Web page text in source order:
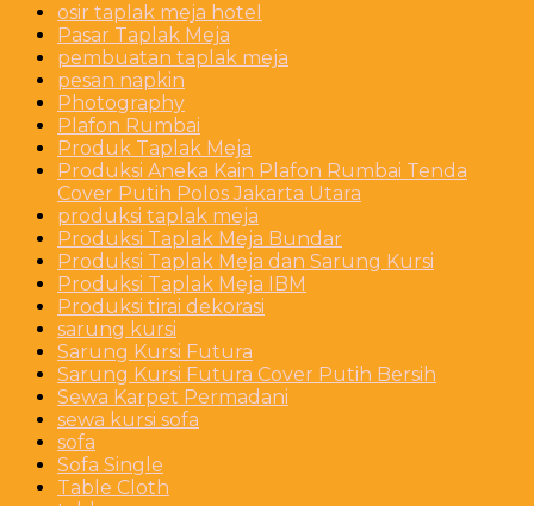
osir taplak meja hotel
Pasar Taplak Meja
pembuatan taplak meja
pesan napkin
Photography
Plafon Rumbai
Produk Taplak Meja
Produksi Aneka Kain Plafon Rumbai Tenda
Cover Putih Polos Jakarta Utara
produksi taplak meja
Produksi Taplak Meja Bundar
Produksi Taplak Meja dan Sarung Kursi
Produksi Taplak Meja IBM
Produksi tirai dekorasi
sarung kursi
Sarung Kursi Futura
Sarung Kursi Futura Cover Putih Bersih
Sewa Karpet Permadani
sewa kursi sofa
sofa
Sofa Single
Table Cloth